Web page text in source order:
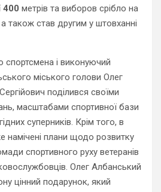
400 метрів та виборов срібло на
а також став другим у штовханні
спортсмена і виконуючий
міського голови Олег
поділився своїми
масштабами спортивної бази
суперників. Крім того, в
намічені плани щодо розвитку
спортивного руху ветеранів
Олег Албанський
цінний подарунок, який